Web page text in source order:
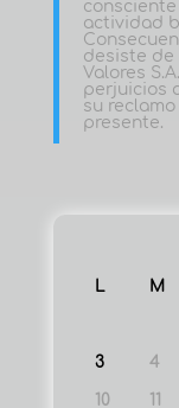
actividad
desiste de
Valores
perjuicios
su
presente.
L
M
3 4
10 11